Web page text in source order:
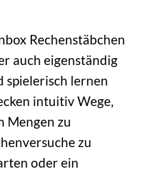
Rechenstäbchen
auch eigenständig
spielerisch lernen
intuitiv Wege,
Mengen zu
zu
oder ein